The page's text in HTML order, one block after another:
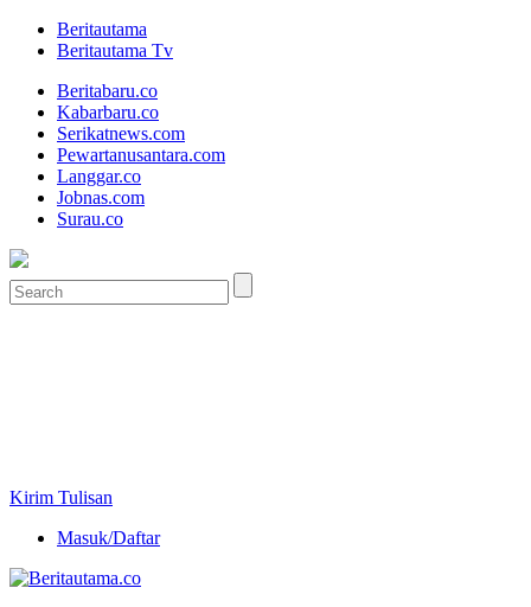
Beritautama
Beritautama Tv
Beritabaru.co
Kabarbaru.co
Serikatnews.com
Pewartanusantara.com
Langgar.co
Jobnas.com
Surau.co
Kirim Tulisan
Masuk/Daftar